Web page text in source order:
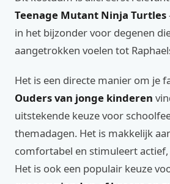
Teenage Mutant Ninja Turtles
in het bijzonder voor degenen
aangetrokken voelen tot
Het is een directe manier om je
Ouders van jonge kinderen
uitstekende keuze voor
themadagen. Het is makkelijk
comfortabel en stimuleert
Het is ook een populair keuze